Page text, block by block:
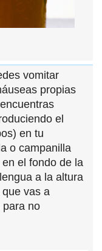
vomitar
propias
el
en tu
o campanilla
el fondo de la
a la altura
vas a
para no